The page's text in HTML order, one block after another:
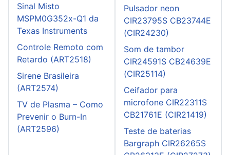
Sinal Misto
MSPM0G352x-Q1 da
Texas Instruments
Controle Remoto com
Retardo (ART2518)
Sirene Brasileira
(ART2574)
TV de Plasma – Como
Prevenir o Burn-In
(ART2596)
Pulsador neon
CIR23795S CB23744E
(CIR24230)
Som de tambor
CIR24591S CB24639E
(CIR25114)
Ceifador para
microfone CIR22311S
CB21761E (CIR21419)
Teste de baterias
Bargraph CIR26265S